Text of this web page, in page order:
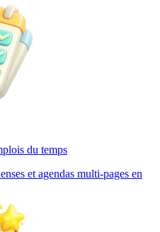
du temps
et agendas multi-pages en